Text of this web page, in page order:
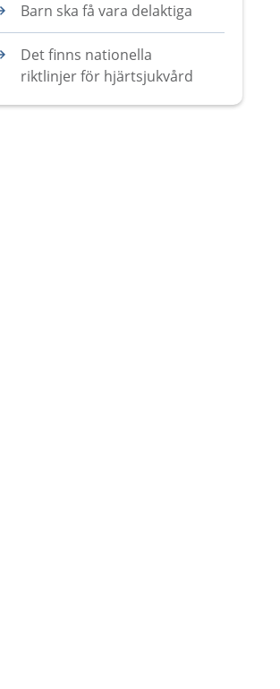
Barn ska få vara delaktiga
Det finns nationella
riktlinjer för hjärtsjukvård